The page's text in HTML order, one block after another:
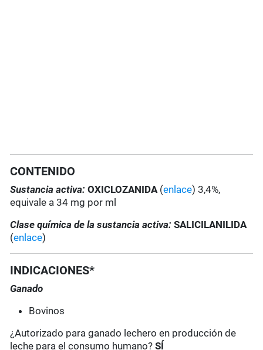
CONTENIDO
Sustancia activa:OXICLOZANIDA(enlace) 3,4%,
equivale a 34 mg por ml
Clase química de la sustancia activa: SALICILANILIDA
(enlace)
INDICACIONES*
Ganado
Bovinos
¿Autorizado para ganado lechero en producción de
leche para el consumo humano?SÍ